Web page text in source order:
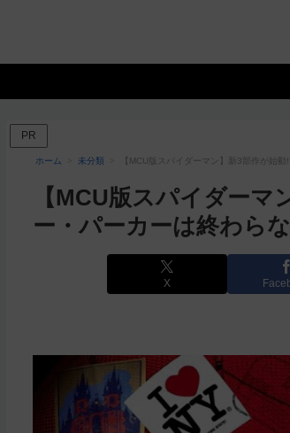
PR
ホーム 未分類 【MCU版スパイダーマン】新3部作が始
【MCU版スパイダー
ー・パーカーは終わら
X